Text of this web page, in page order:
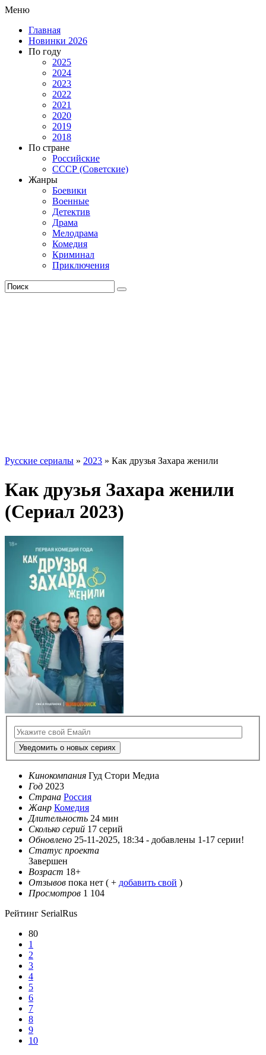
Меню
Главная
Новинки 2026
По году
2025
2024
2023
2022
2021
2020
2019
2018
По стране
Российские
СССР (Советские)
Жанры
Боевики
Военные
Детектив
Драма
Мелодрама
Комедия
Криминал
Приключения
Русские сериалы » 2023 » Как друзья Захара женили
Как друзья Захара женили
(Сериал 2023)
Уведомить о новых сериях
Кинокомпания Гуд Стори Медиа
Год 2023
Страна Россия
Жанр Комедия
Длительность 24 мин
Сколько серий 17 серий
Обновлено 25-11-2025, 18:34 - добавлены 1-17 серии!
Статус проекта
Завершен
Возраст 18+
Отзывов пока нет ( + добавить свой )
Просмотров 1 104
Рейтинг SerialRus
80
1
2
3
4
5
6
7
8
9
10